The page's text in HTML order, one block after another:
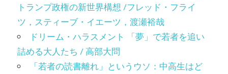
トランプ政権の新世界構想 /フレッド・フライ
ツ，スティーブ・イエーツ，渡瀬裕哉
ドリーム・ハラスメント 「夢」で若者を追い
詰める大人たち / 高部大問
「若者の読書離れ」というウソ：中高生はど